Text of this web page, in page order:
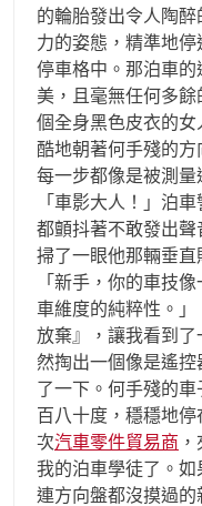
的輪胎發出令人陶
力的姿態，精準地
停車格中。那泊車
美，且毫無任何多
個全身黑色皮衣的
酷地朝著何手殘的方
每一步都像是被測量
「車影大人！」泊
都顫抖著不敢發出
掃了一眼他那輛垂直
「新手，你的車技
車維度的純粹性。
放棄』，讓我看到
然掏出一個像是遙
了一下。何手殘的
百八十度，穩穩地
次汽車零件貿易商
我的泊車學徒了。
連方向盤都沒摸過